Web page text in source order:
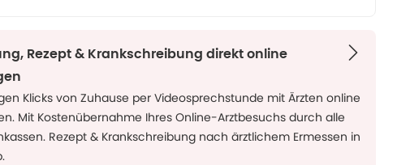
Rezept & Krankschreibung direkt online
Klicks von Zuhause per Videosprechstunde mit Ärzten online
Mit Kostenübernahme Ihres Online-Arztbesuchs durch alle
Rezept & Krankschreibung nach ärztlichem Ermessen in